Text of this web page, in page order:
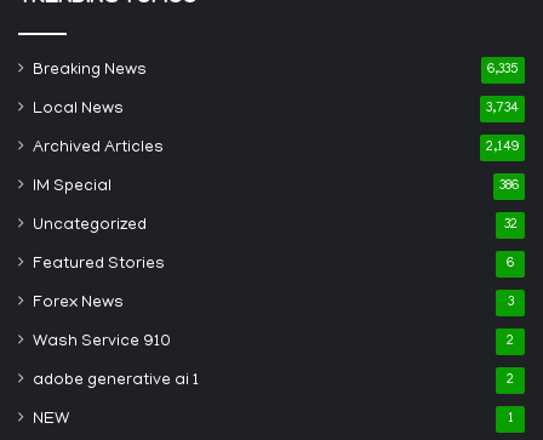
Breaking News 6,335
Local News 3,734
Archived Articles 2,149
IM Special 386
Uncategorized 32
Featured Stories 6
Forex News 3
Wash Service 910 2
adobe generative ai 1 2
NEW 1